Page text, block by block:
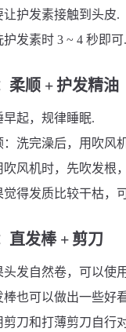
让护发素接触到头皮.
护发素时 3 ~ 4 秒即可.
柔顺 + 护发精油
早起，规律睡眠.
：洗完澡后，用吹风
吹风机时，先吹发根
觉得发质比较干枯，
直发棒 + 剪刀
头发自然卷，可以使
棒也可以做出一些好
剪刀和打薄剪刀自行